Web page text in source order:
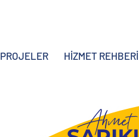
PROJELER HİZMET REHBERİ